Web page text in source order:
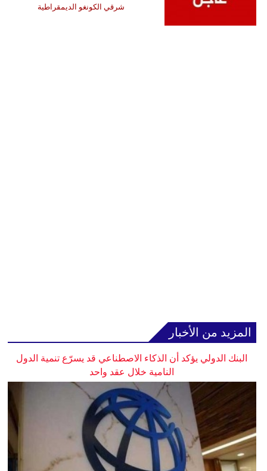
شرقي الكونغو الديمقراطية
المزيد من الأخبار
البنك الدولي يؤكد أن الذكاء الاصطناعي قد يسرّع تنمية الدول
النامية خلال عقد واحد